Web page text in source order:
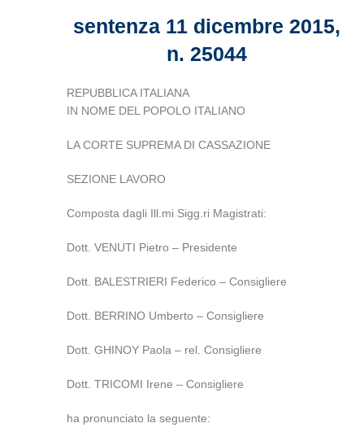
sentenza 11 dicembre 2015,
n. 25044
REPUBBLICA ITALIANA
IN NOME DEL POPOLO ITALIANO
LA CORTE SUPREMA DI CASSAZIONE
SEZIONE LAVORO
Composta dagli Ill.mi Sigg.ri Magistrati:
Dott. VENUTI Pietro – Presidente
Dott. BALESTRIERI Federico – Consigliere
Dott. BERRINO Umberto – Consigliere
Dott. GHINOY Paola – rel. Consigliere
Dott. TRICOMI Irene – Consigliere
ha pronunciato la seguente: